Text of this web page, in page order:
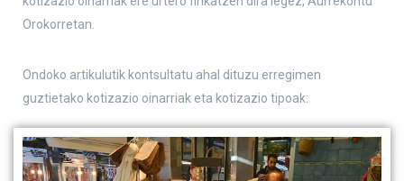
Orokorretan.
Ondoko artikulutik kontsultatu ahal dituzu erregimen
guztietako kotizazio oinarriak eta kotizazio tipoak: